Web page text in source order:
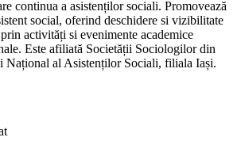
continua a asistenților sociali. Promovează
social, oferind deschidere si vizibilitate
activități si evenimente academice
Este afiliată Societății Sociologilor din
Național al Asistenților Sociali, filiala Iași.